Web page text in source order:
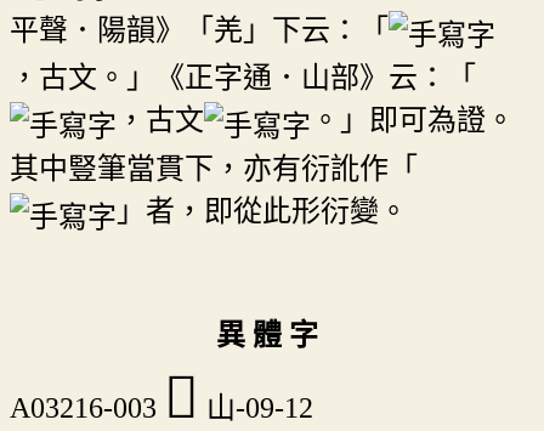
平聲．陽韻》「羌」下云：「
，古文。」《正字通．山部》云：「
，古文
。」即可為證。
其中豎筆當貫下，亦有衍訛作「
」者，即從此形衍變。
異 體 字
A03216-003 𡹽 山-09-12